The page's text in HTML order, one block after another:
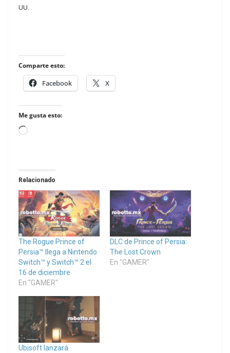
UU.
Comparte esto:
Facebook X
Me gusta esto:
Loading…
Relacionado
The Rogue Prince of
Persia™ llega a Nintendo
Switch™ y Switch™ 2 el
16 de diciembre
En "GAMER"
DLC de Prince of Persia:
The Lost Crown
En "GAMER"
Ubisoft lanzará